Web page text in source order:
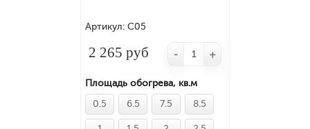
Артикул: С05
2 265 руб
Площадь обогрева, кв.м
0.5
6.5 7.5 8.5
- +